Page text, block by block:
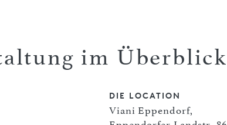
im Überblick
DIE LOCATION
Viani Eppendorf,